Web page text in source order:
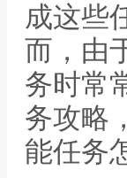
成这些
而，由
务时常
务攻略
能任务